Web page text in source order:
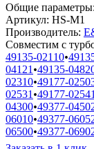
Общие параметры:
Артикул: HS-M1
Производитель:
Совместим с
49135-02110•
04121 •49135-
02310•49177-
02531 •49177-02541
04300•49377-
06010•49377-
06500•49377-